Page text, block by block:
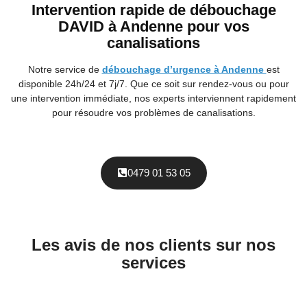
Intervention rapide de débouchage
DAVID à Andenne pour vos
canalisations
Notre service de débouchage d’urgence à Andenne est
disponible 24h/24 et 7j/7. Que ce soit sur rendez-vous ou pour
une intervention immédiate, nos experts interviennent rapidement
pour résoudre vos problèmes de canalisations.
0479 01 53 05
Les avis de nos clients sur nos
services